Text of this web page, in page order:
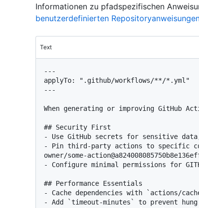
Informationen zu pfadspezifischen
benutzerdefinierten
Text
---
applyTo: ".github/workflows/**/*.yml"
---
When generating or improving GitHub
## Security First
- Use GitHub secrets for sensitive
- Pin third-party actions to specific
owner/some-
- Configure minimal permissions for
## Performance Essentials
- Cache dependencies with `actions/
- Add `timeout-minutes` to prevent hung